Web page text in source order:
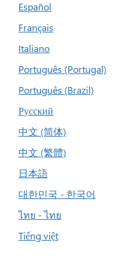
Español
Français
Italiano
Português (Portugal)
Português (Brazil)
Русский
中文 (简体)
中文 (繁體)
日本語
대한민국 - 한국어
ไทย - ไทย
Tiếng việt